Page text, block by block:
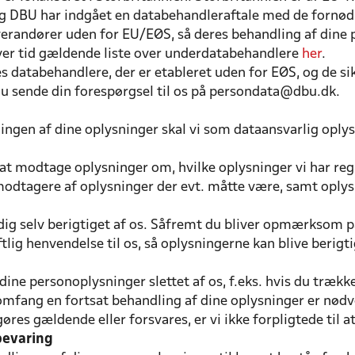
har indgået en databehandleraftale med de
uden for EU/EØS, så deres behandling af
tid gældende liste over underdatabehandlere her.
der er etableret uden for EØS, og de
din forespørgsel til os på persondata@dbu.dk.
af dine oplysninger skal vi som dataansvarlig
modtage oplysninger om, hvilke oplysninger vi har
af oplysninger der evt. måtte være, samt
selv berigtiget af os. Såfremt du bliver opmærksom
henvendelse til os, så oplysningerne kan blive
personoplysninger slettet af os, f.eks. hvis du
en fortsat behandling af dine oplysninger er
gældende eller forsvares, er vi ikke forpligtede til